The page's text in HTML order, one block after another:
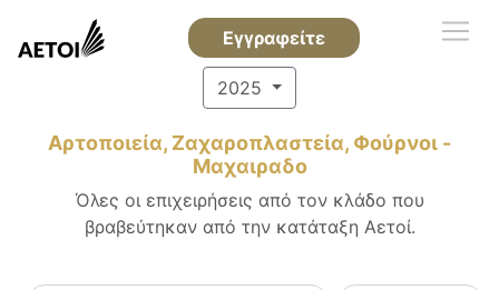
Εγγραφείτε
2025
Αρτοποιεία, Ζαχαροπλαστεία, Φούρνοι -
Μαχαιραδο
Όλες οι επιχειρήσεις από τον κλάδο που
βραβεύτηκαν από την κατάταξη Αετοί.